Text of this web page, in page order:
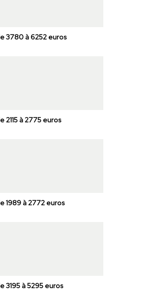
3780 à 6252 euros
2115 à 2775 euros
1989 à 2772 euros
3195 à 5295 euros